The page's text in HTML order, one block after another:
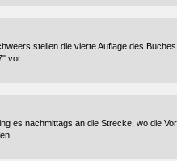
stellen die vierte Auflage des
vor.
es nachmittags an die Strecke, wo die